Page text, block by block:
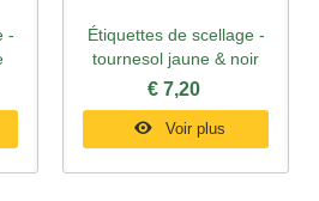
-
Étiquettes de scellage -
tournesol jaune & noir
€ 7,20
Voir plus